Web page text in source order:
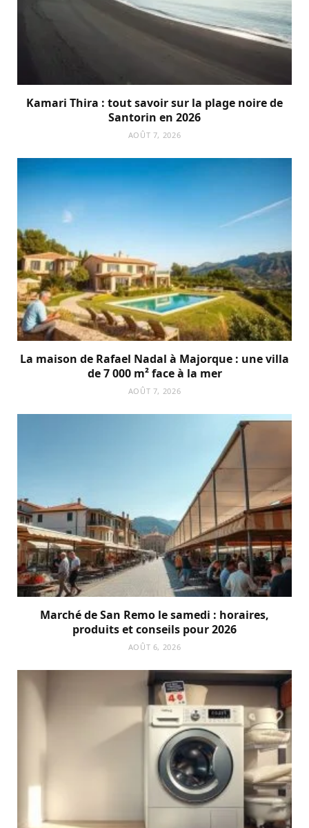
Kamari Thira : tout savoir sur la plage noire de
Santorin en 2026
AOÛT 7, 2026
La maison de Rafael Nadal à Majorque : une villa
de 7 000 m² face à la mer
AOÛT 7, 2026
Marché de San Remo le samedi : horaires,
produits et conseils pour 2026
AOÛT 6, 2026